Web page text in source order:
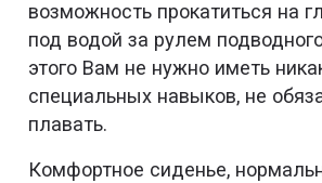
возможность прокатиться на
под водой за рулем
этого Вам не нужно иметь
специальных навыков, не
плавать.
Комфортное сиденье,